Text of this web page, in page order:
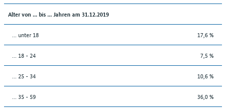
Alter von ... bis ... Jahren am 31.12.2019
... unter 18 17,6 %
... 18 - 24 7,5 %
... 25 - 34 10,6 %
... 35 - 59 36,0 %